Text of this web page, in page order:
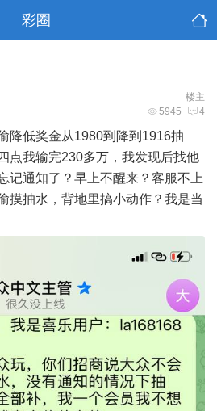
彩圈
楼主
5945 4
降低奖金从1980到降到1916抽
点我输完230多万，我发现后找他
记通知了？早上不醒来？客服不上
摸抽水，背地里搞小动作？我是当